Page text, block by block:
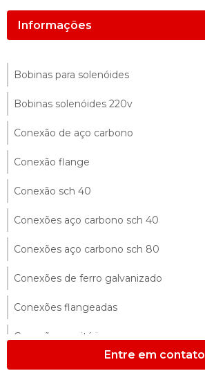
Informações
Bobinas para solenóides
Bobinas solenóides 220v
Conexão de aço carbono
Conexão flange
Conexão sch 40
Conexões aço carbono sch 40
Conexões aço carbono sch 80
Conexões de ferro galvanizado
Conexões flangeadas
Conexões sanitárias
Entre em contato